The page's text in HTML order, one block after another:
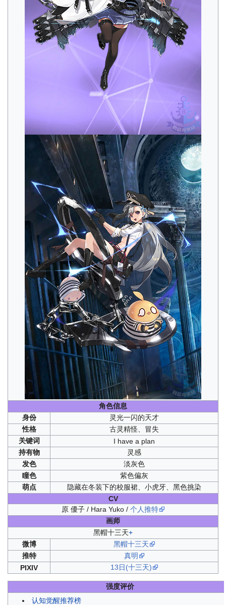
角色信息
身份
灵光一闪的天才
性格
古灵精怪、冒失
关键词
I have a plan
持有物
灵感
发色
淡灰色
瞳色
紫色偏灰
萌点
隐藏在冬装下的校服裙、小虎牙、黑色挑染
CV
原 優子 / Hara Yuko / 个人推特
画师
黑帽十三天+
微博
黑帽十三天
推特
真明
PIXIV
13日(十三天)
强度评价
认知觉醒推荐榜